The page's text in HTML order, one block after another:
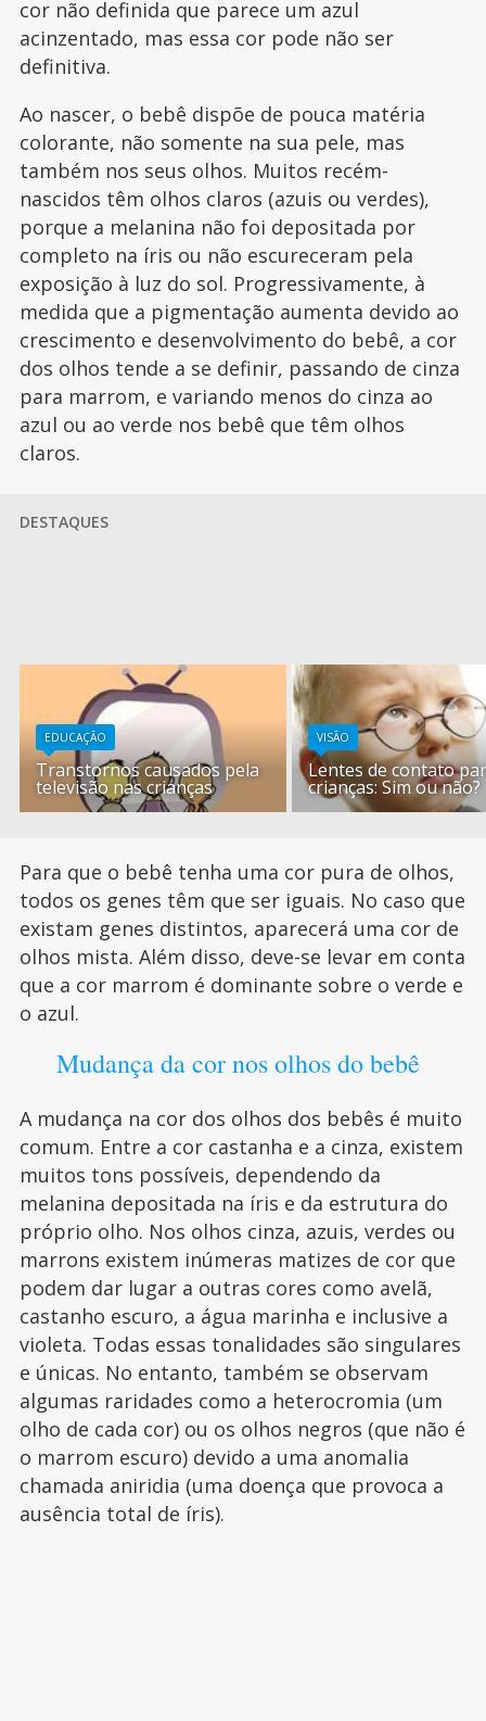
cor não definida que parece um azul
acinzentado, mas essa cor pode não ser
definitiva.
Ao nascer, o bebê dispõe de pouca matéria
colorante, não somente na sua pele, mas
também nos seus olhos. Muitos recém-
nascidos têm olhos claros (azuis ou verdes),
porque a melanina não foi depositada por
completo na íris ou não escureceram pela
exposição à luz do sol. Progressivamente, à
medida que a pigmentação aumenta devido ao
crescimento e desenvolvimento do bebê, a cor
dos olhos tende a se definir, passando de cinza
para marrom, e variando menos do cinza ao
azul ou ao verde nos bebê que têm olhos
claros.
DESTAQUES
EDUCAÇÃO
Transtornos causados pela
televisão nas crianças
VISÃO
Lentes de contato
crianças: Sim ou não?
Para que o bebê tenha uma cor pura de olhos,
todos os genes têm que ser iguais. No caso que
existam genes distintos, aparecerá uma cor de
olhos mista. Além disso, deve-se levar em conta
que a cor marrom é dominante sobre o verde e
o azul.
Mudança da cor nos olhos do bebê
A mudança na cor dos olhos dos bebês é muito
comum. Entre a cor castanha e a cinza, existem
muitos tons possíveis, dependendo da
melanina depositada na íris e da estrutura do
próprio olho. Nos olhos cinza, azuis, verdes ou
marrons existem inúmeras matizes de cor que
podem dar lugar a outras cores como avelã,
castanho escuro, a água marinha e inclusive a
violeta. Todas essas tonalidades são singulares
e únicas. No entanto, também se observam
algumas raridades como a heterocromia (um
olho de cada cor) ou os olhos negros (que não é
o marrom escuro) devido a uma anomalia
chamada aniridia (uma doença que provoca a
ausência total de íris).